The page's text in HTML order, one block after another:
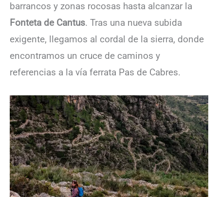
barrancos y zonas rocosas hasta alcanzar la
Fonteta de Cantus. Tras una nueva subida
exigente, llegamos al cordal de la sierra, donde
encontramos un cruce de caminos y
referencias a la vía ferrata Pas de Cabres.